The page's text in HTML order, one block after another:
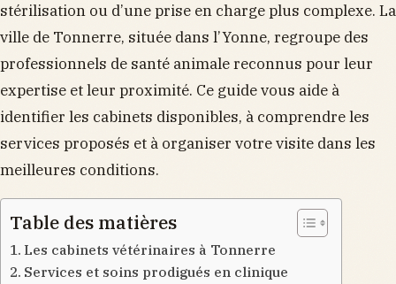
stérilisation ou d’une prise en charge plus complexe. La
ville de Tonnerre, située dans l’Yonne, regroupe des
professionnels de santé animale reconnus pour leur
expertise et leur proximité. Ce guide vous aide à
identifier les cabinets disponibles, à comprendre les
services proposés et à organiser votre visite dans les
meilleures conditions.
Table des matières
Les cabinets vétérinaires à Tonnerre
Services et soins prodigués en clinique